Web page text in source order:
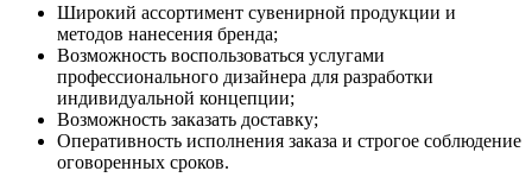
Широкий ассортимент сувенирной продукции и
методов нанесения бренда;
Возможность воспользоваться услугами
профессионального дизайнера для разработки
индивидуальной концепции;
Возможность заказать доставку;
Оперативность исполнения заказа и строгое соблюдение
оговоренных сроков.